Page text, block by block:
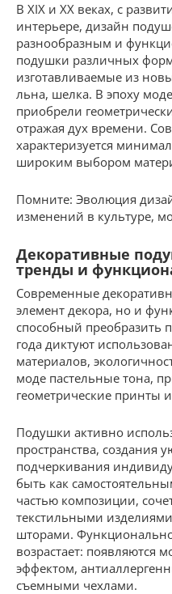
В XIX и XX веках, с
интерьере, дизайн
разнообразным и
подушки различных
изготавливаемые из
льна, шелка. В эпоху
приобрели
отражая дух времени.
характеризуется
широким выбором
Помните: Эволюция
изменений в культуре,
Декоративные
тренды и
Современные
элемент декора, но и
способный преобразить
года диктуют
материалов,
моде пастельные тона,
геометрические принты
Подушки активно
пространства, создания
подчеркивания
быть как
частью композиции,
текстильными
шторами.
возрастает: появляются
эффектом,
съемными чехлами.